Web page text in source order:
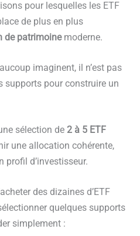
pour lesquelles les ETF
de plus en plus
de patrimoinemoderne.
imaginent, il n’est pas
supports pour construire un
sélection de 2 à 5 ETF
une allocation cohérente,
profil d’investisseur.
des dizaines d’ETF
quelques supports
simplement :